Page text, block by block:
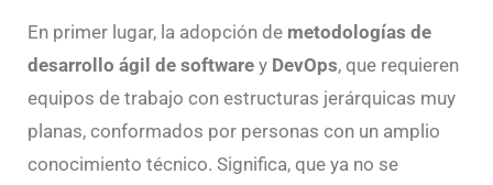
En primer lugar, la adopción de metodologías de
desarrollo ágil de software y DevOps, que requieren
equipos de trabajo con estructuras jerárquicas muy
planas, conformados por personas con un amplio
conocimiento técnico. Significa, que ya no se